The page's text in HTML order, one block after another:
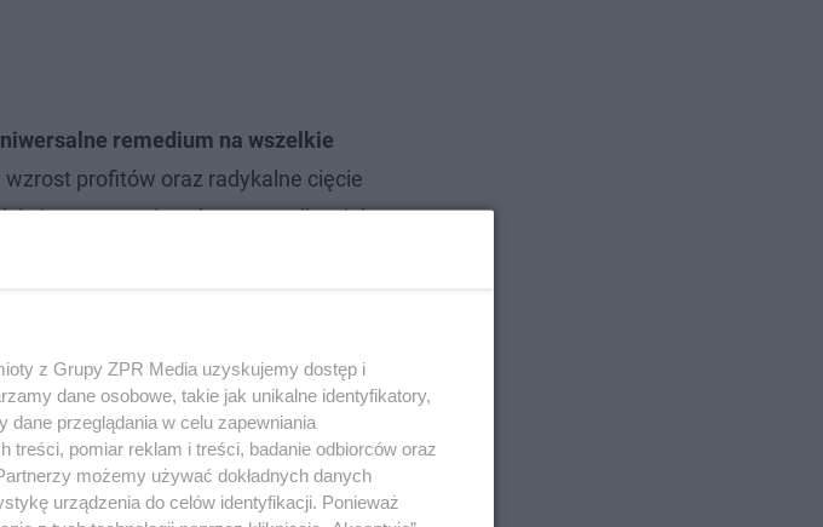
remedium na wszelkie
profitów oraz radykalne cięcie
nie gwarantuje sukcesu, co dla wielu
z Grupy ZPR Media uzyskujemy dostęp i
dane osobowe, takie jak unikalne identyfikatory,
dane przeglądania w celu zapewniania
pomiar reklam i treści, badanie odbiorców oraz
możemy używać dokładnych danych
urządzenia do celów identyfikacji. Ponieważ